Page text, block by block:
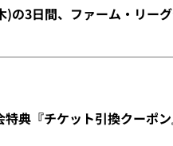
の3日間、ファーム・リー
典『チケット引換クーポ